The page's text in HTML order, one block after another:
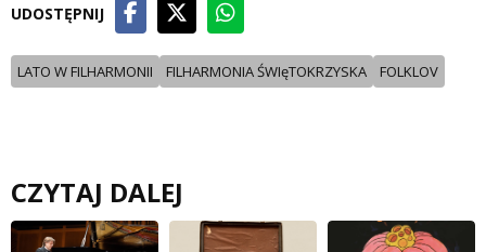
UDOSTĘPNIJ
LATO W FILHARMONII FILHARMONIA ŚWIęTOKRZYSKA FOLKLOV
CZYTAJ DALEJ